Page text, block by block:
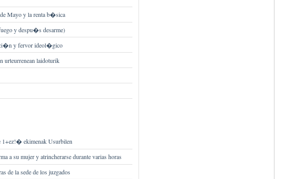
Mayo y la renta b�sica
y despu�s desarme)
y fervor ideol�gico
urteurrenean laidoturik
1+ez!� ekimenak Usurbilen
a su mujer y atrincherarse durante varias horas
de la sede de los juzgados